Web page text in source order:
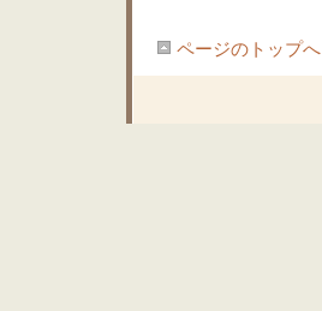
ページのトップへ